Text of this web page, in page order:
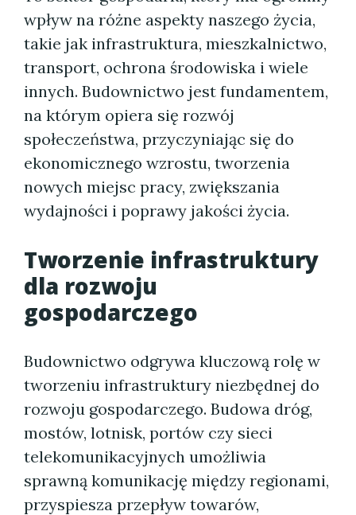
wpływ na różne aspekty naszego życia,
takie jak infrastruktura, mieszkalnictwo,
transport, ochrona środowiska i wiele
innych. Budownictwo jest fundamentem,
na którym opiera się rozwój
społeczeństwa, przyczyniając się do
ekonomicznego wzrostu, tworzenia
nowych miejsc pracy, zwiększania
wydajności i poprawy jakości życia.
Tworzenie infrastruktury
dla rozwoju
gospodarczego
Budownictwo odgrywa kluczową rolę w
tworzeniu infrastruktury niezbędnej do
rozwoju gospodarczego. Budowa dróg,
mostów, lotnisk, portów czy sieci
telekomunikacyjnych umożliwia
sprawną komunikację między regionami,
przyspiesza przepływ towarów,